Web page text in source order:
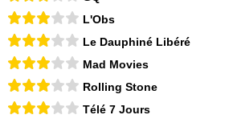
L'Obs
Le Dauphiné Libéré
Mad Movies
Rolling Stone
Télé 7 Jours